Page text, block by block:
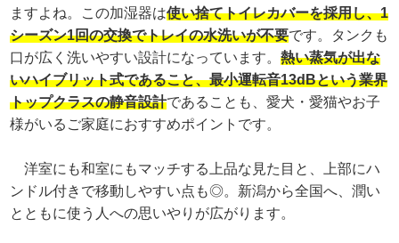
ますよね。この加湿器は使い捨てトイレカバーを採用し、1
シーズン1回の交換でトレイの水洗いが不要です。タンクも
口が広く洗いやすい設計になっています。熱い蒸気が出な
いハイブリット式であること、最小運転音13dBという業界
トップクラスの静音設計であることも、愛犬・愛猫やお子
様がいるご家庭におすすめポイントです。
洋室にも和室にもマッチする上品な見た目と、上部にハ
ンドル付きで移動しやすい点も◎。新潟から全国へ、潤い
とともに使う人への思いやりが広がります。